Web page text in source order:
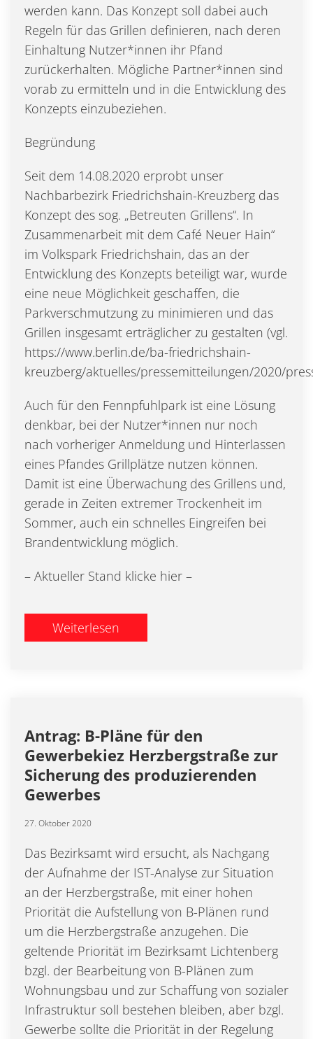
werden kann. Das Konzept soll dabei auch
Regeln für das Grillen definieren, nach deren
Einhaltung Nutzer*innen ihr Pfand
zurückerhalten. Mögliche Partner*innen sind
vorab zu ermitteln und in die Entwicklung des
Konzepts einzubeziehen.
Begründung
Seit dem 14.08.2020 erprobt unser
Nachbarbezirk Friedrichshain-Kreuzberg das
Konzept des sog. „Betreuten Grillens“. In
Zusammenarbeit mit dem Café Neuer Hain“
im Volkspark Friedrichshain, das an der
Entwicklung des Konzepts beteiligt war, wurde
eine neue Möglichkeit geschaffen, die
Parkverschmutzung zu minimieren und das
Grillen insgesamt erträglicher zu gestalten (vgl.
https://www.berlin.de/ba-friedrichshain-
kreuzberg/aktuelles/pressemitteilungen/2020/
Auch für den Fennpfuhlpark ist eine Lösung
denkbar, bei der Nutzer*innen nur noch
nach vorheriger Anmeldung und Hinterlassen
eines Pfandes Grillplätze nutzen können.
Damit ist eine Überwachung des Grillens und,
gerade in Zeiten extremer Trockenheit im
Sommer, auch ein schnelles Eingreifen bei
Brandentwicklung möglich.
– Aktueller Stand klicke hier –
Weiterlesen
Antrag: B-Pläne für den
Gewerbekiez Herzbergstraße zur
Sicherung des produzierenden
Gewerbes
27. Oktober 2020
Das Bezirksamt wird ersucht, als Nachgang
der Aufnahme der IST-Analyse zur Situation
an der Herzbergstraße, mit einer hohen
Priorität die Aufstellung von B-Plänen rund
um die Herzbergstraße anzugehen. Die
geltende Priorität im Bezirksamt Lichtenberg
bzgl. der Bearbeitung von B-Plänen zum
Wohnungsbau und zur Schaffung von sozialer
Infrastruktur soll bestehen bleiben, aber bzgl.
Gewerbe sollte die Priorität in der Regelung